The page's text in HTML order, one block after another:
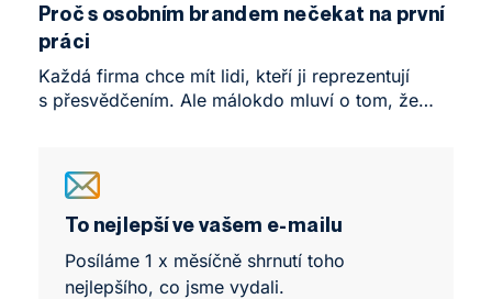
kdy se nároky na odborné znalosti – zejména
v oblastech, jako jsou daně, účetnictví
a podnikové finance – mění bezprecedentním
tempem. Formální vzdělání úzce spojené
přetavit ve vyšší finanční ohodnocení.
Proč s osobním brandem nečekat na první
práci
Každá firma chce mít lidi, kteří ji reprezentují
s přesvědčením. Ale málokdo mluví o tom, že
na NEWTON University jsme právě tohle zkoušeli
se studenty Business Leadership Programu. A
výsledky mě překvapily.
To nejlepší ve vašem e-mailu
Posíláme 1 x měsíčně shrnutí toho
nejlepšího, co jsme vydali.